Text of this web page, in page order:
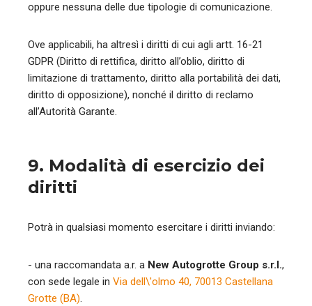
oppure nessuna delle due tipologie di comunicazione.
Ove applicabili, ha altresì i diritti di cui agli artt. 16-21
GDPR (Diritto di rettifica, diritto all’oblio, diritto di
limitazione di trattamento, diritto alla portabilità dei dati,
diritto di opposizione), nonché il diritto di reclamo
all’Autorità Garante.
9. Modalità di esercizio dei
diritti
Potrà in qualsiasi momento esercitare i diritti inviando:
- una raccomandata a.r. a New Autogrotte Group s.r.l.,
con sede legale in Via dell\'olmo 40, 70013 Castellana
Grotte (BA).